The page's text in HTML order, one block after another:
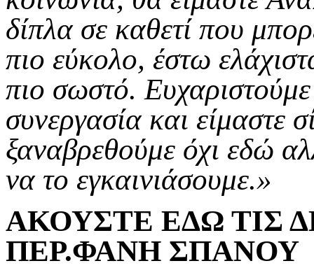
δίπλα σε καθετί που
πιο εύκολο, έστω
πιο σωστό.
συνεργασία και είμαστε
ξαναβρεθούμε όχι εδώ
να το εγκαινιάσουμε.»
ΑΚΟΥΣΤΕ ΕΔΩ ΤΙΣ
ΠΕΡ.ΦΑΝΗ ΣΠΑΝΟΥ